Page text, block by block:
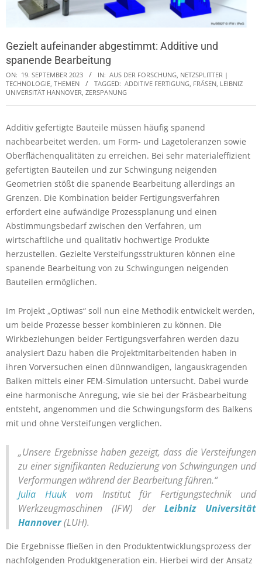
Gezielt aufeinander abgestimmt: Additive und
spanende Bearbeitung
ON: 19. SEPTEMBER 2023 IN: AUS DER FORSCHUNG, NETZSPLITTER |
TECHNOLOGIE, THEMEN
TAGGED: ADDITIVE FERTIGUNG, FRÄSEN, LEIBNIZ
UNIVERSITÄT HANNOVER, ZERSPANUNG
Additiv gefertigte Bauteile müssen häufig spanend
nachbearbeitet werden, um Form- und Lagetoleranzen sowie
Oberflächenqualitäten zu erreichen. Bei sehr materialeffizient
gefertigten Bauteilen und zur Schwingung neigenden
Geometrien stößt die spanende Bearbeitung allerdings an
Grenzen. Die Kombination beider Fertigungsverfahren
erfordert eine aufwändige Prozessplanung und einen
Abstimmungsbedarf zwischen den Verfahren, um
wirtschaftliche und qualitativ hochwertige Produkte
herzustellen. Gezielte Versteifungsstrukturen können eine
spanende Bearbeitung von zu Schwingungen neigenden
Bauteilen ermöglichen.
Im Projekt „Optiwas“ soll nun eine Methodik entwickelt werden,
um beide Prozesse besser kombinieren zu können. Die
Wirkbeziehungen beider Fertigungsverfahren werden dazu
analysiert Dazu haben die Projektmitarbeitenden haben in
ihren Vorversuchen einen dünnwandigen, langauskragenden
Balken mittels einer FEM-Simulation untersucht. Dabei wurde
eine harmonische Anregung, wie sie bei der Fräsbearbeitung
entsteht, angenommen und die Schwingungsform des Balkens
mit und ohne Versteifungen verglichen.
„Unsere Ergebnisse haben gezeigt, dass die Versteifungen
zu einer signifikanten Reduzierung von Schwingungen und
Verformungen während der Bearbeitung führen.“
Julia Huukvom Institut für Fertigungstechnik und
Werkzeugmaschinen (IFW) derLeibniz Universität
Hannover(LUH).
Die Ergebnisse fließen in den Produktentwicklungsprozess der
nachfolgenden Produktgeneration ein. Hierbei wird der Ansatz